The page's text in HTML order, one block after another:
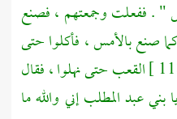
" . ففعلت وجمعتهم ، فصنع
صنع بالأمس ، فأكلوا حتى
القعب حتى نهلوا ، فقال
بني عبد المطلبإني والله ما